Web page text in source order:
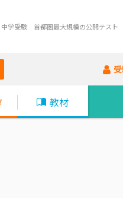
中学受験 首都圏最大規模の公開テスト
教材